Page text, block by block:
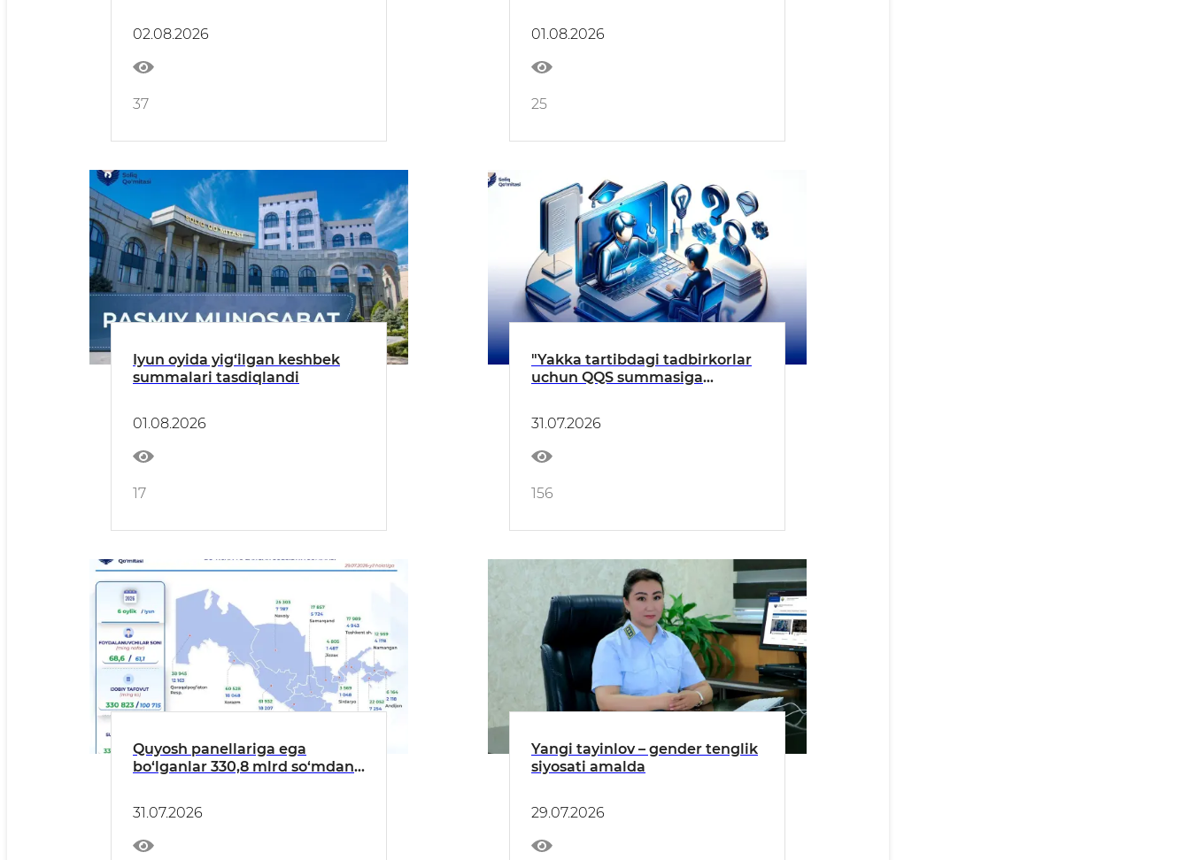
tashkil etildi.
02.08.2026
37
01.08.2026
25
Iyun oyida yig‘ilgan keshbek
summalari tasdiqlandi
01.08.2026
17
"Yakka tartibdagi tadbirkorlar
uchun QQS summasiga
31.07.2026
156
Quyosh panellariga ega
bo‘lganlar 330,8 mlrd so‘mdan
31.07.2026
Yangi tayinlov – gender tenglik
siyosati amalda
29.07.2026